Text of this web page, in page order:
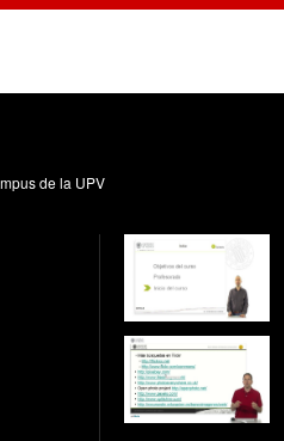
de la UPV